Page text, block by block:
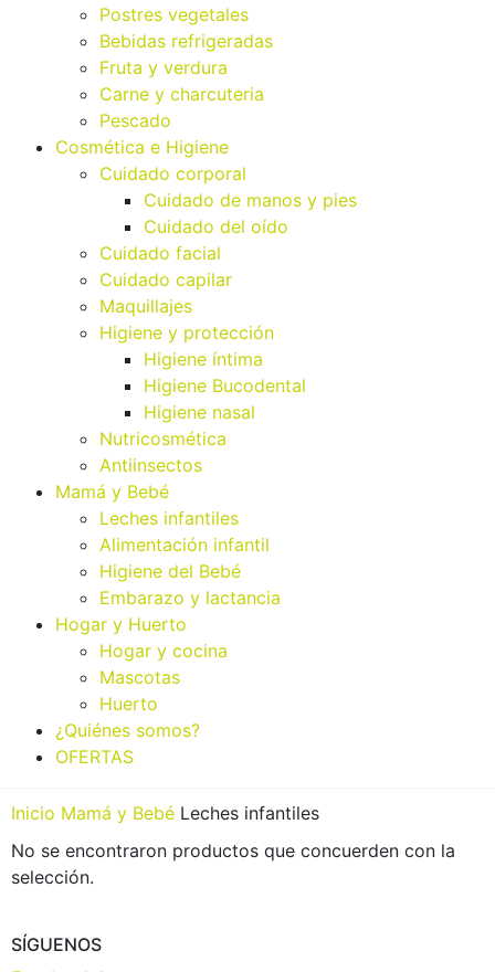
Postres vegetales
Bebidas refrigeradas
Fruta y verdura
Carne y charcuteria
Pescado
Cosmética e Higiene
Cuidado corporal
Cuidado de manos y pies
Cuidado del oído
Cuidado facial
Cuidado capilar
Maquillajes
Higiene y protección
Higiene íntima
Higiene Bucodental
Higiene nasal
Nutricosmética
Antiinsectos
Mamá y Bebé
Leches infantiles
Alimentación infantil
Higiene del Bebé
Embarazo y lactancia
Hogar y Huerto
Hogar y cocina
Mascotas
Huerto
¿Quiénes somos?
OFERTAS
Inicio Mamá y Bebé Leches infantiles
No se encontraron productos que concuerden con la
selección.
SÍGUENOS